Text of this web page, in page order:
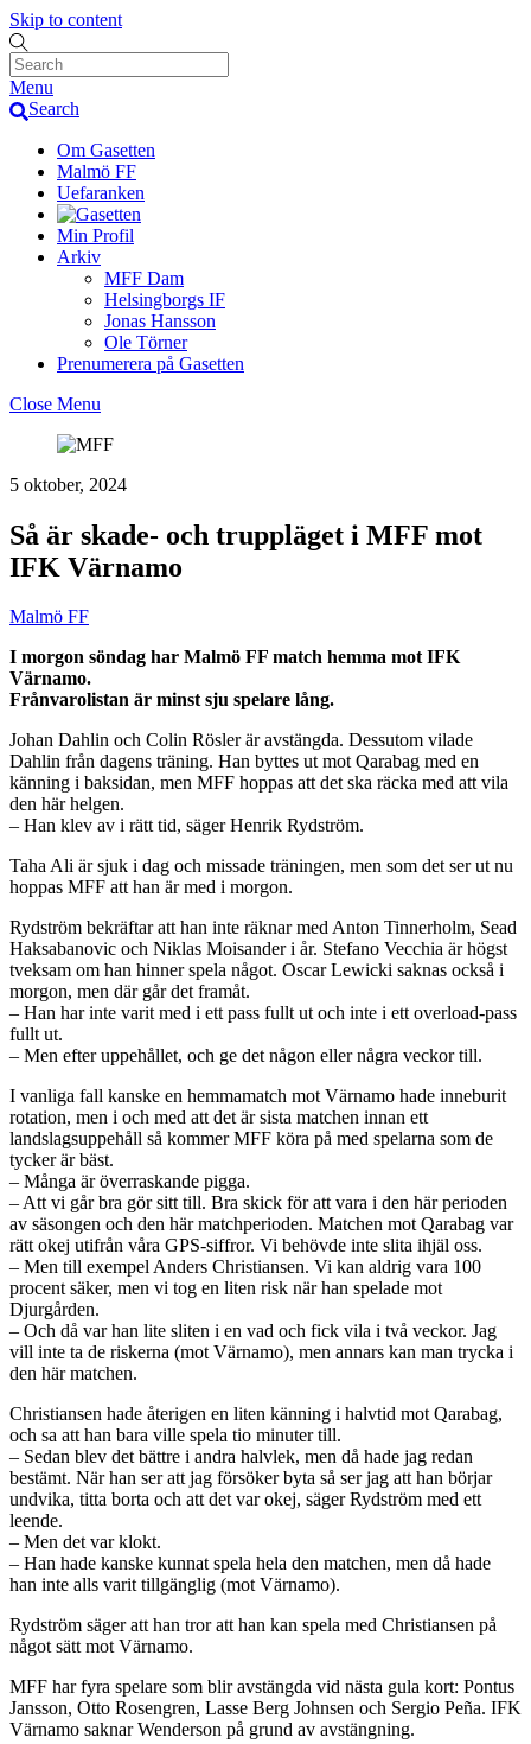
Skip to content
Menu
Search
Om Gasetten
Malmö FF
Uefaranken
Min Profil
Arkiv
MFF Dam
Helsingborgs IF
Jonas Hansson
Ole Törner
Prenumerera på Gasetten
Close Menu
5 oktober, 2024
Så är skade- och truppläget i MFF mot
IFK Värnamo
Malmö FF
I morgon söndag har Malmö FF match hemma mot IFK
Värnamo.
Frånvarolistan är minst sju spelare lång.
Johan Dahlin och Colin Rösler är avstängda. Dessutom vilade
Dahlin från dagens träning. Han byttes ut mot Qarabag med en
känning i baksidan, men MFF hoppas att det ska räcka med att vila
den här helgen.
– Han klev av i rätt tid, säger Henrik Rydström.
Taha Ali är sjuk i dag och missade träningen, men som det ser ut nu
hoppas MFF att han är med i morgon.
Rydström bekräftar att han inte räknar med Anton Tinnerholm, Sead
Haksabanovic och Niklas Moisander i år. Stefano Vecchia är högst
tveksam om han hinner spela något. Oscar Lewicki saknas också i
morgon, men där går det framåt.
– Han har inte varit med i ett pass fullt ut och inte i ett overload-pass
fullt ut.
– Men efter uppehållet, och ge det någon eller några veckor till.
I vanliga fall kanske en hemmamatch mot Värnamo hade inneburit
rotation, men i och med att det är sista matchen innan ett
landslagsuppehåll så kommer MFF köra på med spelarna som de
tycker är bäst.
– Många är överraskande pigga.
– Att vi går bra gör sitt till. Bra skick för att vara i den här perioden
av säsongen och den här matchperioden. Matchen mot Qarabag var
rätt okej utifrån våra GPS-siffror. Vi behövde inte slita ihjäl oss.
– Men till exempel Anders Christiansen. Vi kan aldrig vara 100
procent säker, men vi tog en liten risk när han spelade mot
Djurgården.
– Och då var han lite sliten i en vad och fick vila i två veckor. Jag
vill inte ta de riskerna (mot Värnamo), men annars kan man trycka i
den här matchen.
Christiansen hade återigen en liten känning i halvtid mot Qarabag,
och sa att han bara ville spela tio minuter till.
– Sedan blev det bättre i andra halvlek, men då hade jag redan
bestämt. När han ser att jag försöker byta så ser jag att han börjar
undvika, titta borta och att det var okej, säger Rydström med ett
leende.
– Men det var klokt.
– Han hade kanske kunnat spela hela den matchen, men då hade
han inte alls varit tillgänglig (mot Värnamo).
Rydström säger att han tror att han kan spela med Christiansen på
något sätt mot Värnamo.
MFF har fyra spelare som blir avstängda vid nästa gula kort: Pontus
Jansson, Otto Rosengren, Lasse Berg Johnsen och Sergio Peña. IFK
Värnamo saknar Wenderson på grund av avstängning.